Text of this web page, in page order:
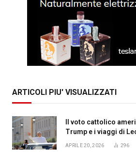
ARTICOLI PIU' VISUALIZZATI
Il voto cattolico
Trump e i viaggi di
APRILE 20, 2026 296